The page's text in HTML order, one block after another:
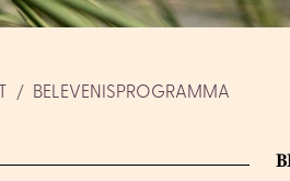
BELEVENISPROGRAMMA